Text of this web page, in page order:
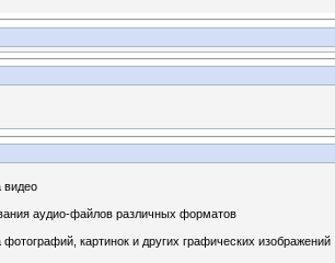
видео
аудио-файлов различных форматов
картинок и других графических изображений